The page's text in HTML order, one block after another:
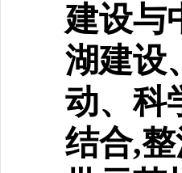
建设与
湖建设
动、科
结合,